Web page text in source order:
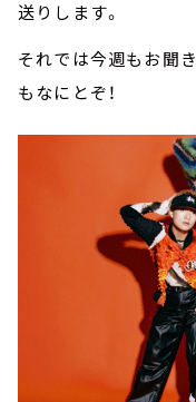
送りします。
それでは今週もお聞
もなにとぞ！